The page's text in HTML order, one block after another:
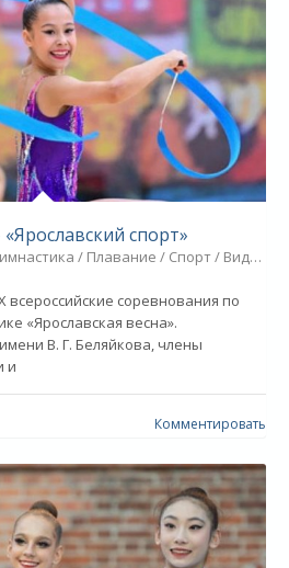
спорт»
/ Плавание / Спорт / Видео новости
всероссийские соревнования по
«Ярославская весна».
В. Г. Беляйкова, члены
и
Комментировать